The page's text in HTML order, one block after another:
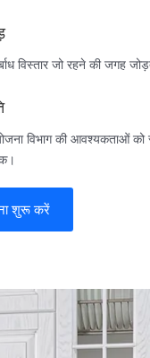
विस्तार जो रहने की जगह
विभाग की आवश्यकताओं को
शुरू करें